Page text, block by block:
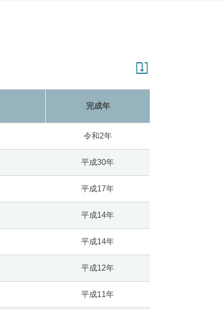
完成年
令和2年
平成30年
平成17年
平成14年
平成14年
平成12年
平成11年